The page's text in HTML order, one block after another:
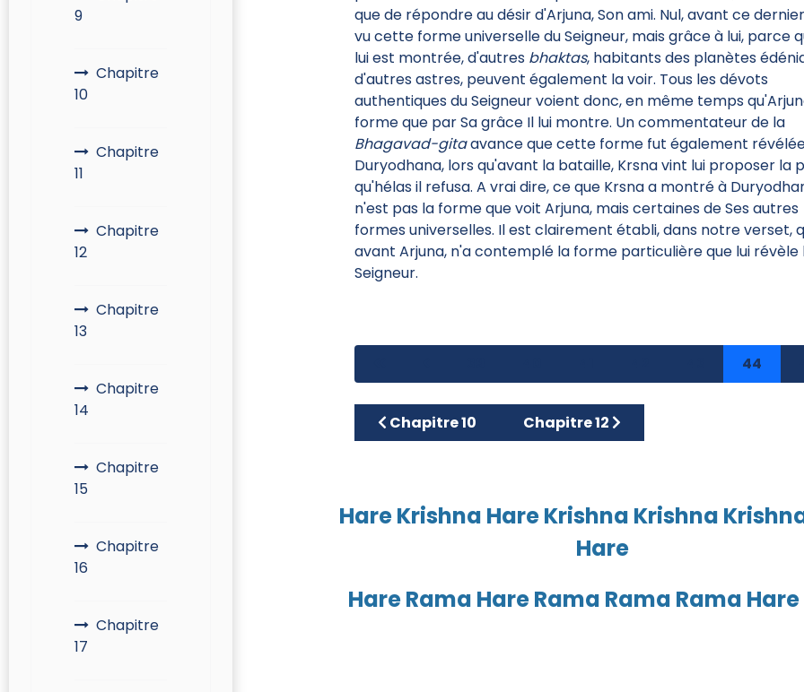
9
Chapitre
10
Chapitre
11
Chapitre
12
Chapitre
13
Chapitre
14
Chapitre
15
Chapitre
16
Chapitre
17
que de répondre au désir d'Arjuna, Son ami. Nul, avant ce
vu cette forme universelle du Seigneur, mais grâce à lui, parce
lui est montrée, d'autres bhaktas, habitants des planètes
d'autres astres, peuvent également la voir. Tous les dévots
authentiques du Seigneur voient donc, en même temps
forme que par Sa grâce Il lui montre. Un commentateur de la
Bhagavad-gitaavance que cette forme fut également
Duryodhana, lors qu'avant la bataille, Krsna vint lui proposer la
qu'hélas il refusa. A vrai dire, ce que Krsna a montré à
n'est pas la forme que voit Arjuna, mais certaines de Ses autres
formes universelles. Il est clairement établi, dans notre verset,
avant Arjuna, n'a contemplé la forme particulière que lui révèle
Seigneur.
44
Article précédent : Chapitre 10
Chapitre 10 Article suivant : Chapitre 12
Chapitre 12
Hare Krishna Hare Krishna Krishna
Hare
Hare Rama Hare Rama Rama Rama